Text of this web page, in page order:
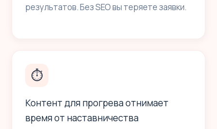
результатов. Без SEO вы теряете заявки.
⏱
Контент для прогрева отнимает
время от наставничества